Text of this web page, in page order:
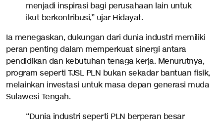
menjadi inspirasi bagi perusahaan lain untuk
ikut berkontribusi,” ujar Hidayat.
Ia menegaskan, dukungan dari dunia industri memiliki
peran penting dalam memperkuat sinergi antara
pendidikan dan kebutuhan tenaga kerja. Menurutnya,
program seperti TJSL PLN bukan sekadar bantuan fisik,
melainkan investasi untuk masa depan generasi muda
Sulawesi Tengah.
“Dunia industri seperti PLN berperan besar